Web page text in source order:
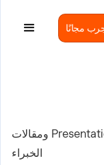
مجانًا
ابقَ على اطلاع بأحدث ابتكارات Presentations.AI ومقالات
الخبراء